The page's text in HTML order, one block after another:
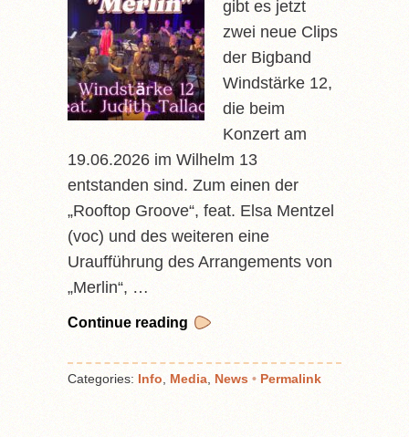
gibt es jetzt
zwei neue Clips
der Bigband
Windstärke 12,
die beim
Konzert am
19.06.2026 im Wilhelm 13
entstanden sind. Zum einen der
„Rooftop Groove“, feat. Elsa Mentzel
(voc) und des weiteren eine
Uraufführung des Arrangements von
„Merlin“, …
Continue reading
Categories: Info Media News • Permalink